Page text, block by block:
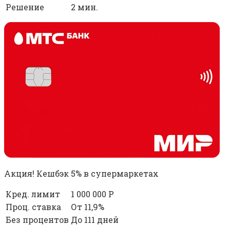
Решение
2 мин.
Акция! Кешбэк 5% в супермаркетах
Кред. лимит
1 000 000 Р
Проц. ставка
От 11,9%
Без процентов До 111 дней